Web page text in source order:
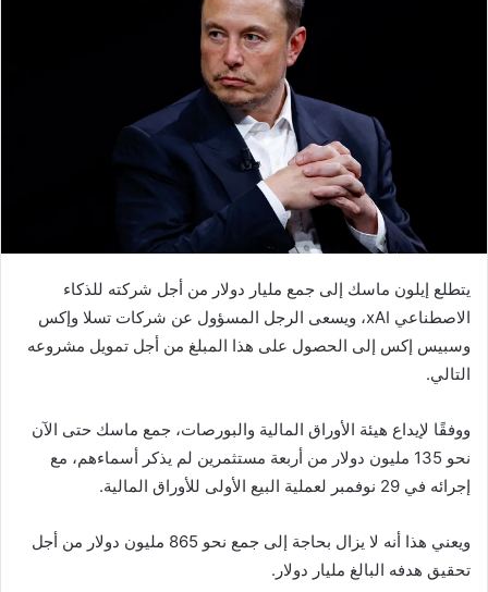
يتطلع إيلون ماسك إلى جمع مليار دولار من أجل شركته للذكاء
الاصطناعي xAI، ويسعى الرجل المسؤول عن شركات تسلا وإكس
وسبيس إكس إلى الحصول على هذا المبلغ من أجل تمويل مشروعه
التالي.
ووفقًا لإيداع هيئة الأوراق المالية والبورصات، جمع ماسك حتى الآن
نحو 135 مليون دولار من أربعة مستثمرين لم يذكر أسماءهم، مع
إجرائه في 29 نوفمبر لعملية البيع الأولى للأوراق المالية.
ويعني هذا أنه لا يزال بحاجة إلى جمع نحو 865 مليون دولار من أجل
تحقيق هدفه البالغ مليار دولار.